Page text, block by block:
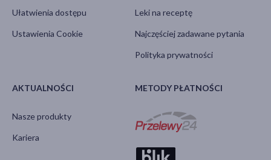
Ułatwienia dostępu
Ustawienia Cookie
Leki na receptę
Najczęściej zadawane pytania
Polityka prywatności
AKTUALNOŚCI
Nasze produkty
Kariera
METODY PŁATNOŚCI